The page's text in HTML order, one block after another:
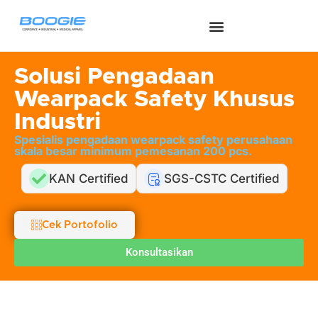
Solusi Pengadaan
Wearpack Safety Khusus
Industri
Spesialis pengadaan wearpack safety perusahaan
skala besar minimum pemesanan 200 pcs.
KAN Certified
SGS-CSTC Certified
Cek Portofolio
Konsultasikan